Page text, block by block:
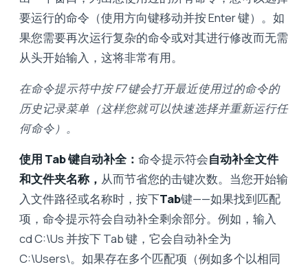
要运行的命令（使用方向键移动并按 Enter 键）。如
果您需要再次运行复杂的命令或对其进行修改而无需
从头开始输入，这将非常有用。
在命令提示符中按 F7 键会打开最近使用过的命令的
历史记录菜单（这样您就可以快速选择并重新运行任
何命令）。
使用 Tab 键自动补全： 命令提示符会自动补全文件
和文件夹名称， 从而节省您的击键次数。当您开始输
入文件路径或名称时，按下Tab键——如果找到匹配
项，命令提示符会自动补全剩余部分。例如，输入
cd C:\Us 并按下 Tab 键，它会自动补全为
C:\Users\。如果存在多个匹配项（例如多个以相同